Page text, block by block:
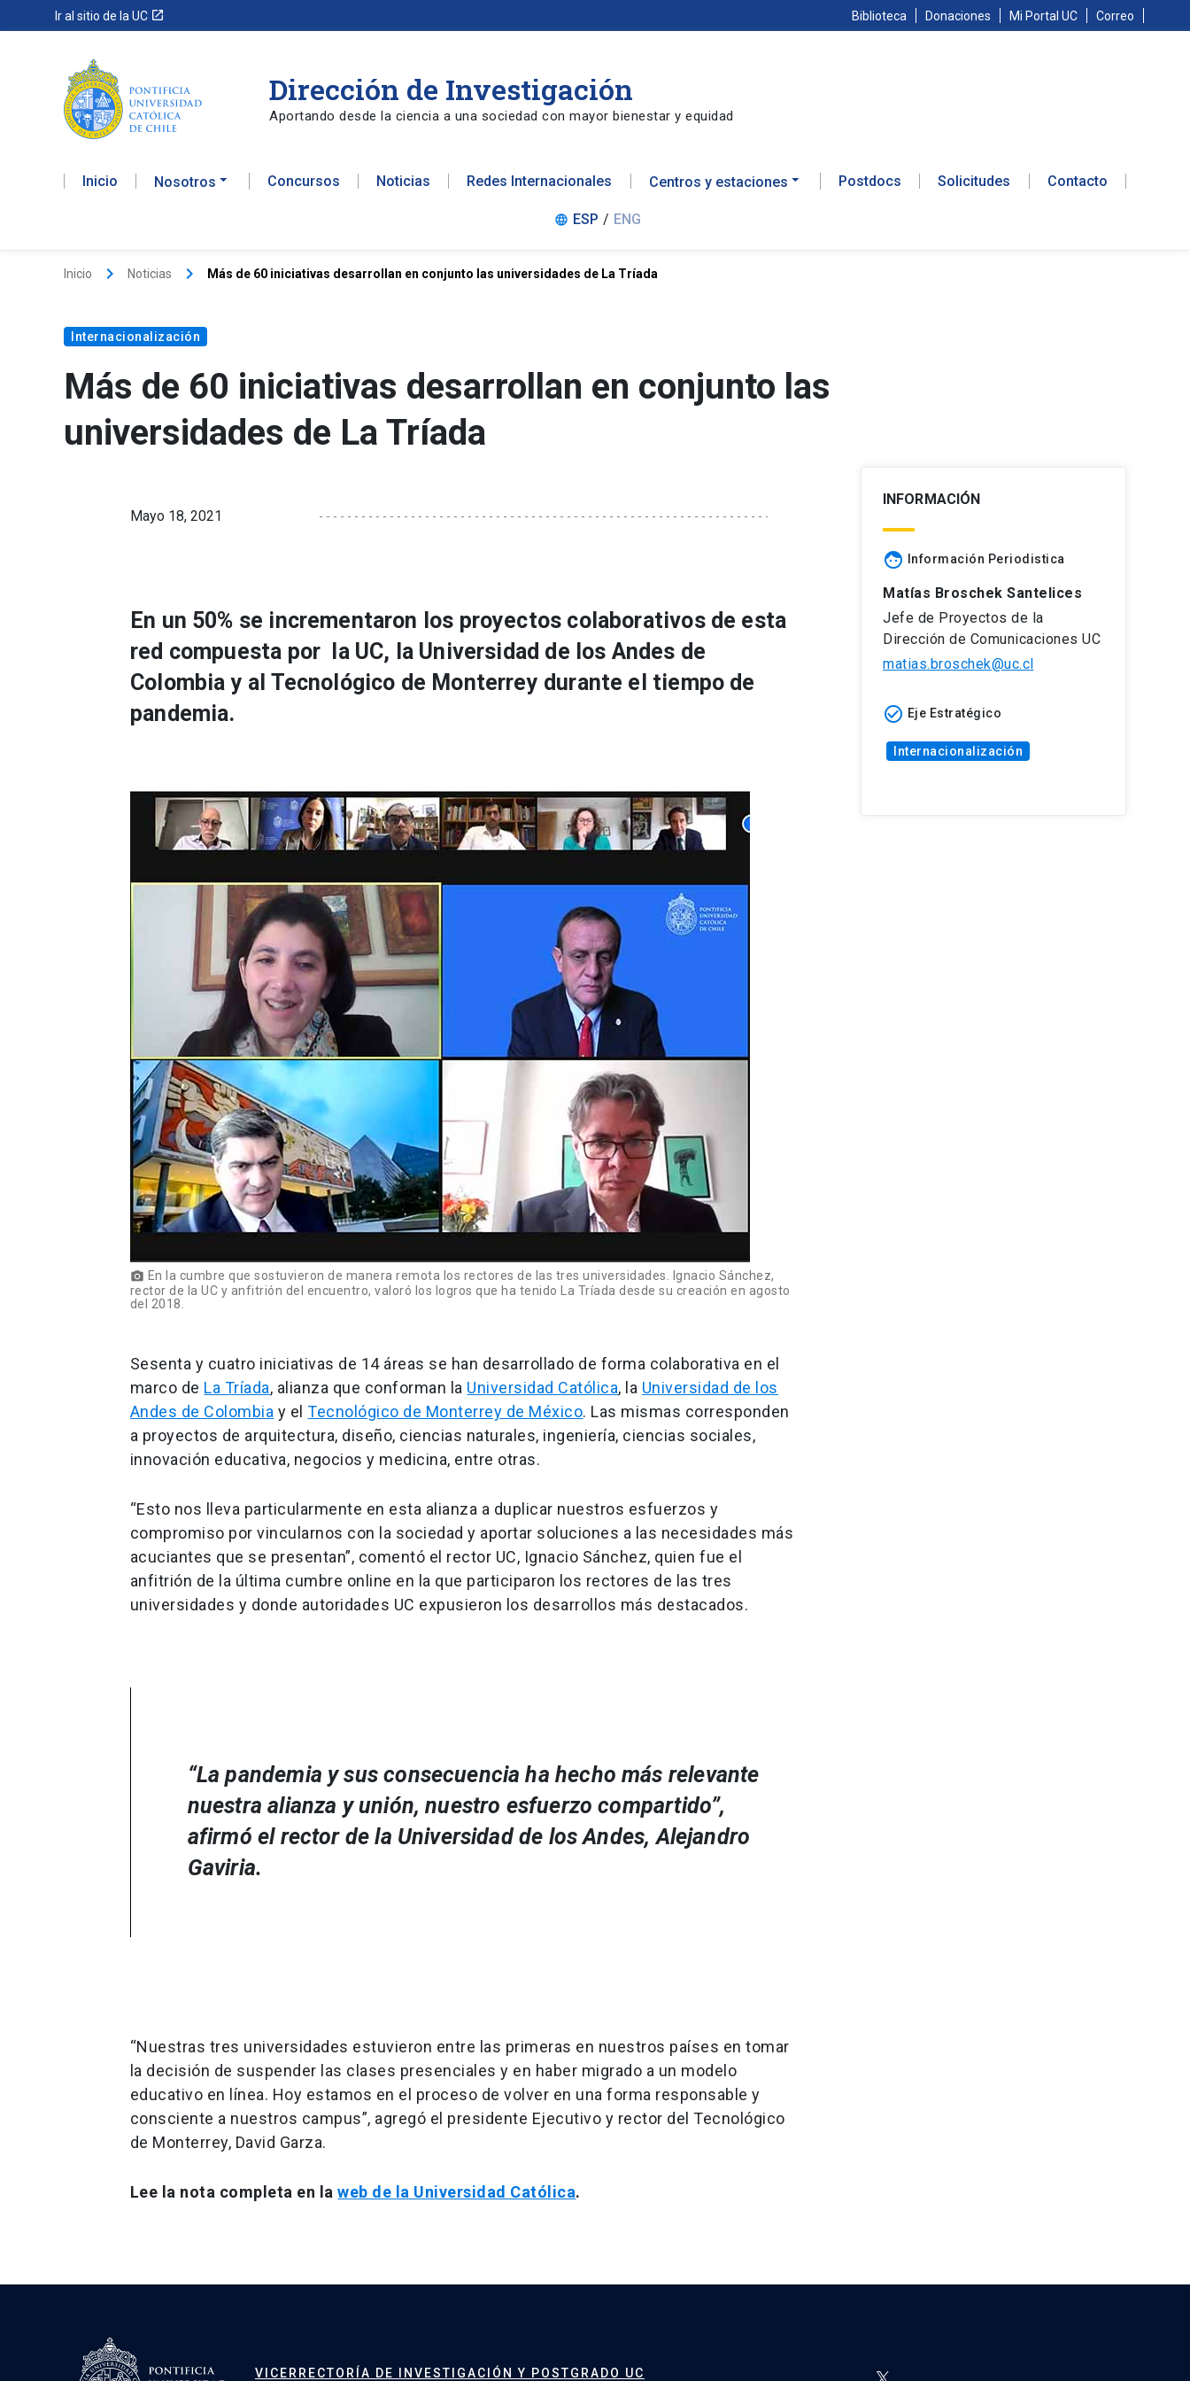
Ir al sitio de la UC launch Biblioteca Donaciones Mi Portal UC Correo
Dirección de Investigación
Aportando desde la ciencia a una sociedad con mayor bienestar y equidad
Inicio Nosotros Concursos Noticias Redes Internacionales Centros y estaciones Postdocs Solicitudes Contacto
language ESP / ENG
Inicio keyboard_arrow_right Noticias keyboard_arrow_right Más de 60 iniciativas desarrollan en conjunto las universidades de La Tríada
Internacionalización
Más de 60 iniciativas desarrollan en conjunto las
universidades de La Tríada
Mayo 18, 2021
En un 50% se incrementaron los proyectos colaborativos de esta
red compuesta por la UC, la Universidad de los Andes de
Colombia y al Tecnológico de Monterrey durante el tiempo de
pandemia.
photo_camera En la cumbre que sostuvieron de manera remota los rectores de las tres universidades. Ignacio Sánchez,
rector de la UC y anfitrión del encuentro, valoró los logros que ha tenido La Tríada desde su creación en agosto
del 2018.
Sesenta y cuatro iniciativas de 14 áreas se han desarrollado de forma colaborativa en el
marco de La Tríada, alianza que conforman la Universidad Católica, la Universidad de los
Andes de Colombia y elTecnológico de Monterrey de México. Las mismas corresponden
a proyectos de arquitectura, diseño, ciencias naturales, ingeniería, ciencias sociales,
innovación educativa, negocios y medicina, entre otras.
“Esto nos lleva particularmente en esta alianza a duplicar nuestros esfuerzos y
compromiso por vincularnos con la sociedad y aportar soluciones a las necesidades más
acuciantes que se presentan”, comentó el rector UC, Ignacio Sánchez, quien fue el
anfitrión de la última cumbre online en la que participaron los rectores de las tres
universidades y donde autoridades UC expusieron los desarrollos más destacados.
“La pandemia y sus consecuencia ha hecho más relevante
nuestra alianza y unión, nuestro esfuerzo compartido”,
afirmó el rector de la Universidad de los Andes, Alejandro
Gaviria.
“Nuestras tres universidades estuvieron entre las primeras en nuestros países en tomar
la decisión de suspender las clases presenciales y en haber migrado a un modelo
educativo en línea. Hoy estamos en el proceso de volver en una forma responsable y
consciente a nuestros campus”, agregó el presidente Ejecutivo y rector del Tecnológico
de Monterrey, David Garza.
Lee la nota completa en laweb de la Universidad Católica.
de
entradas
INFORMACIÓN
face Información Periodistica
Matías Broschek Santelices
Jefe de Proyectos de la
Dirección de Comunicaciones UC
matias.broschek@uc.cl
check_circle_outline Eje Estratégico
Internacionalización
VICERRECTORÍA DE INVESTIGACIÓN Y POSTGRADO UC